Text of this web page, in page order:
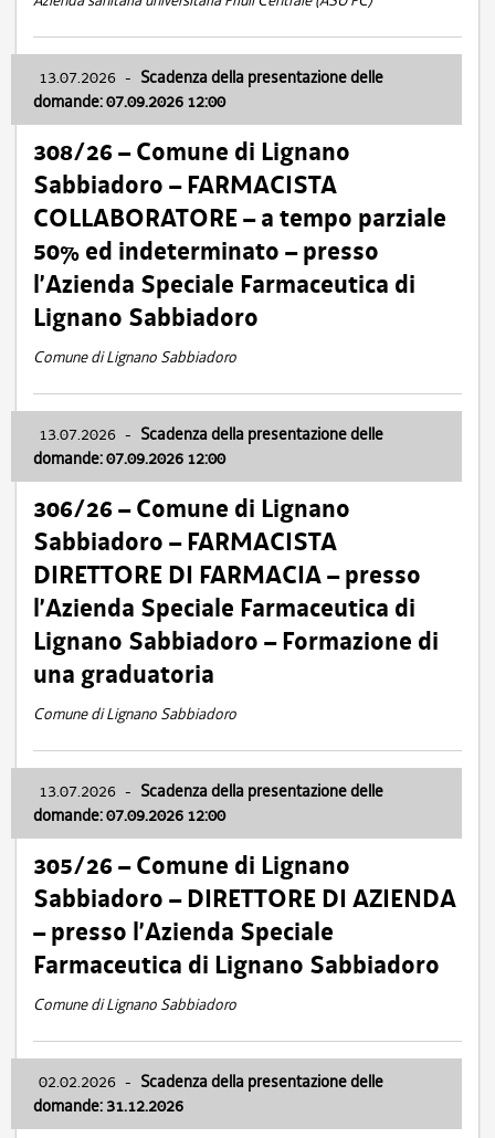
13.07.2026 - Scadenza della presentazione delle
domande: 07.09.2026 12:00
308/26 – Comune di Lignano
Sabbiadoro – FARMACISTA
COLLABORATORE – a tempo parziale
50% ed indeterminato – presso
l’Azienda Speciale Farmaceutica di
Lignano Sabbiadoro
Comune di Lignano Sabbiadoro
13.07.2026 - Scadenza della presentazione delle
domande: 07.09.2026 12:00
306/26 – Comune di Lignano
Sabbiadoro – FARMACISTA
DIRETTORE DI FARMACIA – presso
l’Azienda Speciale Farmaceutica di
Lignano Sabbiadoro – Formazione di
una graduatoria
Comune di Lignano Sabbiadoro
13.07.2026 - Scadenza della presentazione delle
domande: 07.09.2026 12:00
305/26 – Comune di Lignano
Sabbiadoro – DIRETTORE DI AZIENDA
– presso l’Azienda Speciale
Farmaceutica di Lignano Sabbiadoro
Comune di Lignano Sabbiadoro
02.02.2026 - Scadenza della presentazione delle
domande: 31.12.2026